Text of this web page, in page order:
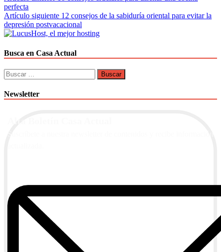
de
entradas
perfecta
Artículo siguiente 12 consejos de la sabiduría oriental para evitar la
depresión postvacacional
Busca en Casa Actual
Buscar:
Newsletter